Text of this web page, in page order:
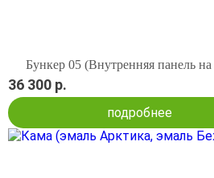
Бункер 05 (Внутренняя панель
36 300 р.
подробнее